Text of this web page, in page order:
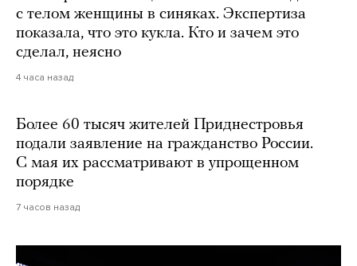
с телом женщины в синяках. Экспертиза
показала, что это кукла. Кто и зачем это
сделал, неясно
4 часа назад
Более 60 тысяч жителей Приднестровья
подали заявление на гражданство России.
С мая их рассматривают в упрощенном
порядке
7 часов назад